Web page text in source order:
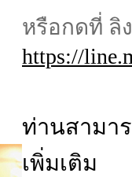
หรือกดที่ ลิ
https://
ท่านสามา
เพิ่มเติม